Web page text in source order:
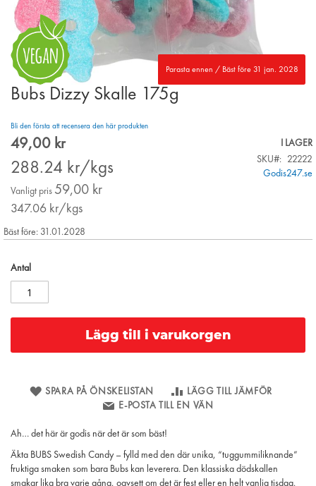
Parasta ennen / Bäst före 31 jan. 2028
Skip
of
the
images
gallery
Bubs Dizzy Skalle 175g
Bli den första att recensera den här produkten
Special
49,00 kr
288.24 kr/kgs
Vanligt pris 59,00 kr
347.06 kr/kgs
I LAGER
SKU
22222
Godis247.se
Bäst före: 31.01.2028
Antal
Lägg till i varukorgen
SPARA PÅ ÖNSKELISTAN
LÄGG TILL JÄMFÖR
E-POSTA TILL EN VÄN
Ah… det här är godis när det är som bäst!
Äkta BUBS Swedish Candy – fylld med den där unika, “tuggummiliknande”
fruktiga smaken som bara Bubs kan leverera. Den klassiska dödskallen
smakar lika bra varje gång, oavsett om det är fest eller en helt vanlig tisdag.